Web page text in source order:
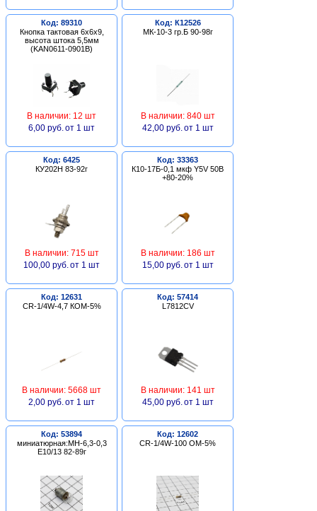
Код: 89310
Кнопка тактовая 6х6х9,
высота штока 5,5мм
(KAN0611-0901B)
В наличии: 12 шт
6,00 руб. от 1 шт
Код: К12526
МК-10-3 гр.Б 90-98г
В наличии: 840 шт
42,00 руб. от 1 шт
Код: 6425
КУ202Н 83-92г
В наличии: 715 шт
100,00 руб. от 1 шт
Код: 33363
К10-17Б-0,1 мкф Y5V 50В
+80-20%
В наличии: 186 шт
15,00 руб. от 1 шт
Код: 12631
CR-1/4W-4,7 КОМ-5%
В наличии: 5668 шт
2,00 руб. от 1 шт
Код: 57414
L7812CV
В наличии: 141 шт
45,00 руб. от 1 шт
Код: 53894
миниатюрная:МН-6,3-0,3
Е10/13 82-89г
Код: 12602
CR-1/4W-100 ОМ-5%